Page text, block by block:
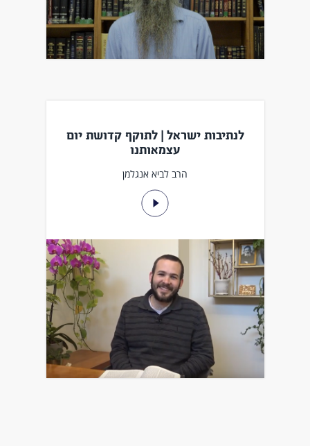
לנתיבות ישראל | לתוקף קדושת יום
עצמאותנו
הרב לביא אנגלמן